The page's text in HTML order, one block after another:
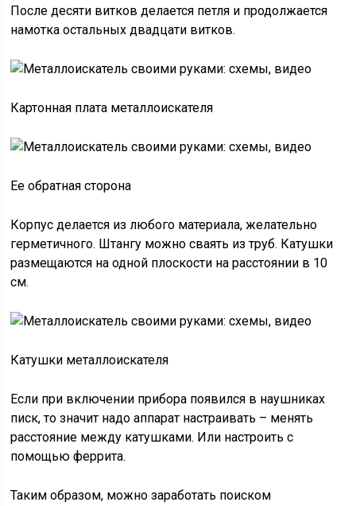
После десяти витков делается петля и продолжается
намотка остальных двадцати витков.
Картонная плата металлоискателя
Ее обратная сторона
Корпус делается из любого материала, желательно
герметичного. Штангу можно сваять из труб. Катушки
размещаются на одной плоскости на расстоянии в 10
см.
Катушки металлоискателя
Если при включении прибора появился в наушниках
писк, то значит надо аппарат настраивать – менять
расстояние между катушками. Или настроить с
помощью феррита.
Таким образом, можно заработать поиском